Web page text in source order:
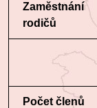
Zaměstnání
rodičů
Počet členů